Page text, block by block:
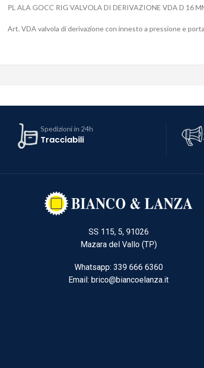
PL ALA GOCC RIG VALVOLA DI DERIVAZIONE VDA D 16
Art. VDA valvola di derivazione con innesto a pressione e
Spedizioni in 24h
Tracciabili
SS 115, 5, 91026
Mazara del Vallo (TP)
Whatsapp: 339 666 6360
Email: brico@biancoelanza.it